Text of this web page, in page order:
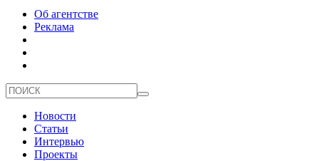
Об агентстве
Реклама
Новости
Статьи
Интервью
Проекты